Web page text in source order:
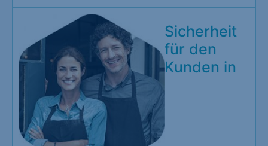
Sicherheit
für den
Kunden in